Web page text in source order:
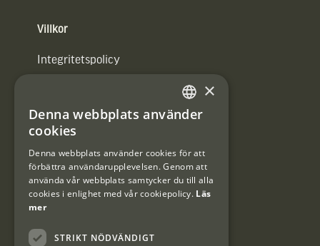
Villkor
Integritetspolicy
#Interjaktfamily
Kundklubb
Information om kundklubben.
SWEDISH
×
Denna webbplats använder
cookies
Denna webbplats använder cookies för att
förbättra användarupplevelsen. Genom att
använda vår webbplats samtycker du till alla
cookies i enlighet med vår cookiepolicy. Läs
mer
STRIKT NÖDVÄNDIGT